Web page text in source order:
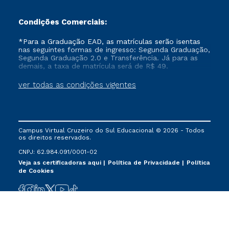
Condições Comerciais:
ver todas as condições vigentes
*Para a Graduação EAD, as matrículas serão isentas
nas seguintes formas de ingresso: Segunda Graduação,
Segunda Graduação 2.0 e Transferência. Já para as
demais, a taxa de matrícula será de R$ 49.
Campus Virtual Cruzeiro do Sul Educacional © 2026 - Todos
os direitos reservados.
CNPJ: 62.984.091/0001-02
Veja as certificadoras aqui
Política de Privacidade
Política
de Cookies